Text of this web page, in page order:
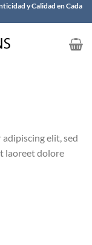
y Calidad en Cada
elit, sed
laoreet dolore